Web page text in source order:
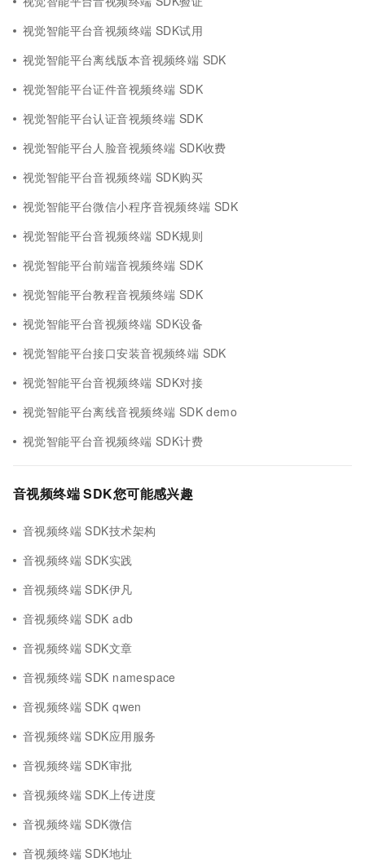
视觉智能平台音视频终端 SDK试用
视觉智能平台离线版本音视频终端 SDK
视觉智能平台证件音视频终端 SDK
视觉智能平台认证音视频终端 SDK
视觉智能平台人脸音视频终端 SDK收费
视觉智能平台音视频终端 SDK购买
视觉智能平台微信小程序音视频终端 SDK
视觉智能平台音视频终端 SDK规则
视觉智能平台前端音视频终端 SDK
视觉智能平台教程音视频终端 SDK
视觉智能平台音视频终端 SDK设备
视觉智能平台接口安装音视频终端 SDK
视觉智能平台音视频终端 SDK对接
视觉智能平台离线音视频终端 SDK demo
视觉智能平台音视频终端 SDK计费
音视频终端 SDK您可能感兴趣
音视频终端 SDK技术架构
音视频终端 SDK实践
音视频终端 SDK伊凡
音视频终端 SDK adb
音视频终端 SDK文章
音视频终端 SDK namespace
音视频终端 SDK qwen
音视频终端 SDK应用服务
音视频终端 SDK审批
音视频终端 SDK上传进度
音视频终端 SDK微信
音视频终端 SDK地址